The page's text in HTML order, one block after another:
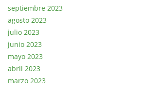
septiembre 2023
agosto 2023
julio 2023
junio 2023
mayo 2023
abril 2023
marzo 2023